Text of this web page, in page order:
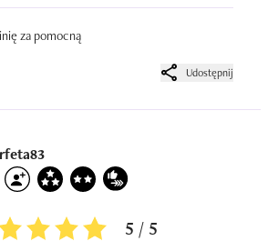
za pomocną
Udostępnij
5 / 5